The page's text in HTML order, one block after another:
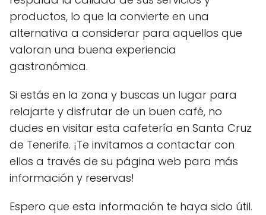
productos, lo que la convierte en una
alternativa a considerar para aquellos que
valoran una buena experiencia
gastronómica.
Si estás en la zona y buscas un lugar para
relajarte y disfrutar de un buen café, no
dudes en visitar esta cafetería en Santa Cruz
de Tenerife. ¡Te invitamos a contactar con
ellos a través de su página web para más
información y reservas!
Espero que esta información te haya sido útil.